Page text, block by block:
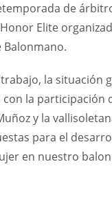
de
Elite
Balonmano.
la situación
la participación
y la
para el
en nuestro